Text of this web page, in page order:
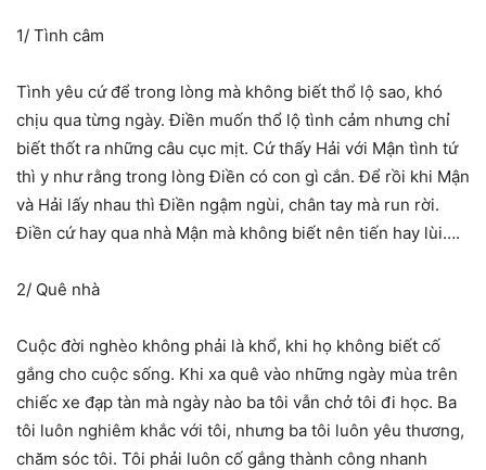
1/ Tình câm
Tình yêu cứ để trong lòng mà không biết thổ lộ sao, khó
chịu qua từng ngày. Điền muốn thổ lộ tình cảm nhưng chỉ
biết thốt ra những câu cục mịt. Cứ thấy Hải với Mận tình tứ
thì y như rằng trong lòng Điền có con gì cắn. Để rồi khi Mận
và Hải lấy nhau thì Điền ngậm ngùi, chân tay mà run rời.
Điền cứ hay qua nhà Mận mà không biết nên tiến hay lùi….
2/ Quê nhà
Cuộc đời nghèo không phải là khổ, khi họ không biết cố
gắng cho cuộc sống. Khi xa quê vào những ngày mùa trên
chiếc xe đạp tàn mà ngày nào ba tôi vẫn chở tôi đi học. Ba
tôi luôn nghiêm khắc với tôi, nhưng ba tôi luôn yêu thương,
chăm sóc tôi. Tôi phải luôn cố gắng thành công nhanh